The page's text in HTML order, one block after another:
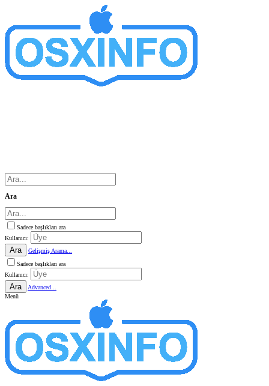
Ara
Sadece başlıkları ara
Kullanıcı:
Ara
Gelişmiş Arama...
Sadece başlıkları ara
Kullanıcı:
Ara
Advanced...
Menü